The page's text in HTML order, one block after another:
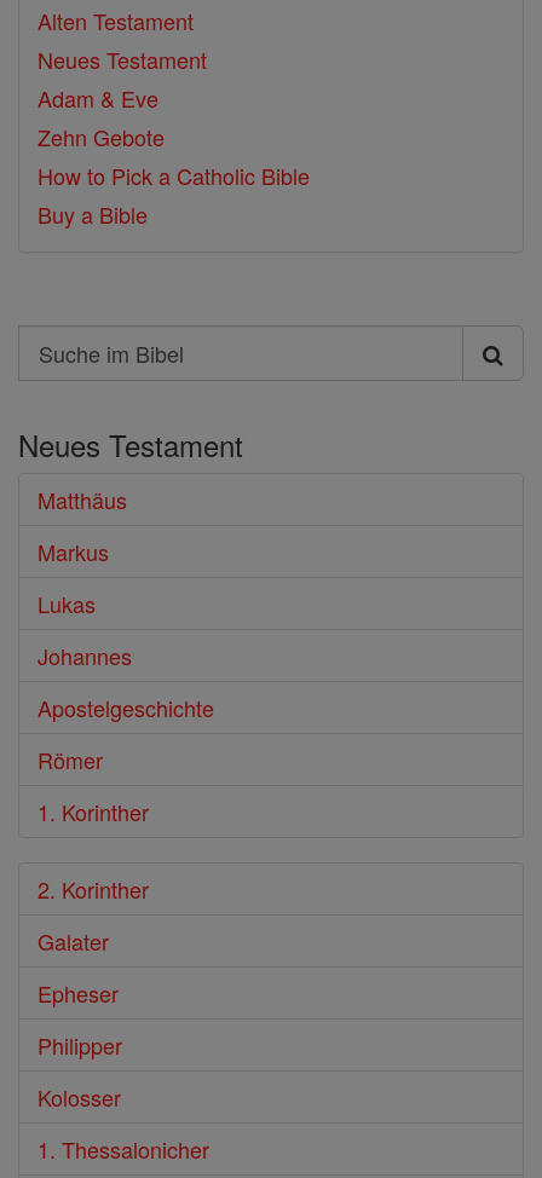
Alten Testament
Neues Testament
Adam & Eve
Zehn Gebote
How to Pick a Catholic Bible
Buy a Bible
Search
Suche
Bibel
Neues Testament
Matthäus
Markus
Lukas
Johannes
Apostelgeschichte
Römer
1. Korinther
2. Korinther
Galater
Epheser
Philipper
Kolosser
1. Thessalonicher